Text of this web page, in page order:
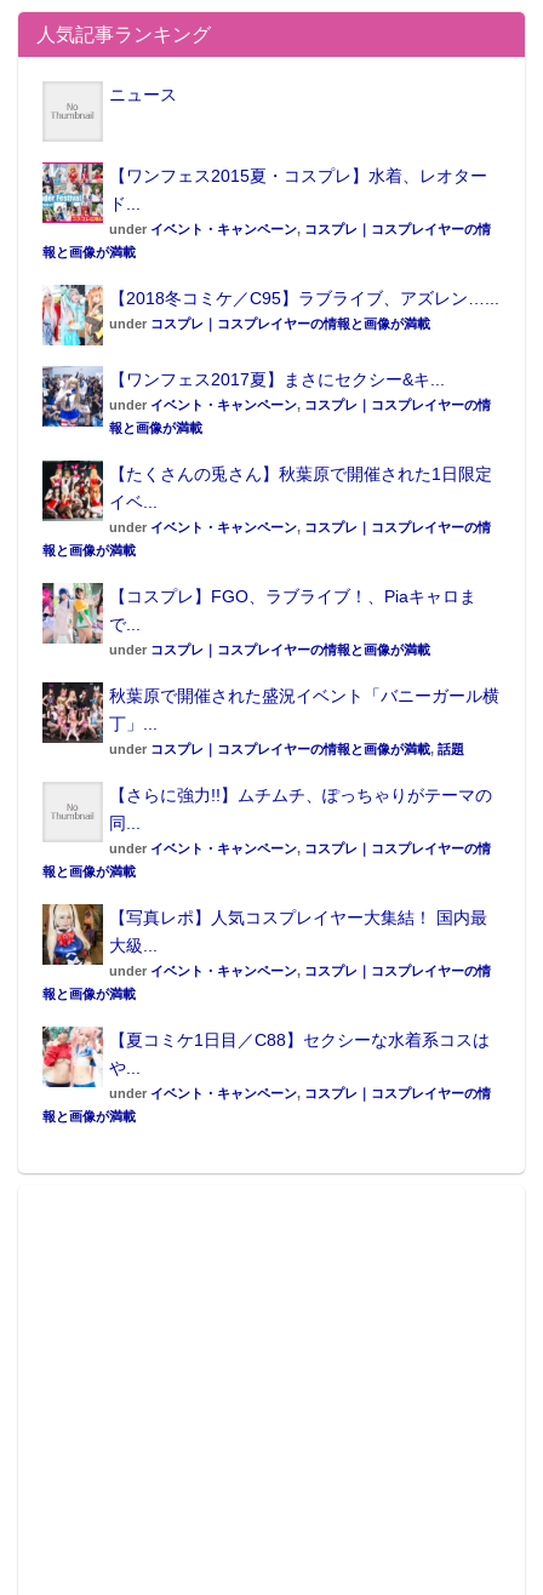
この記事が気に入ったらフォローしよう
人気記事ランキング
ニュース
【ワンフェス2015夏・コスプレ】水着、レオター
ド...
under イベント・キャンペーン, コスプレ｜コスプレイヤーの情
報と画像が満載
【2018冬コミケ／C95】ラブライブ、アズレン…...
under コスプレ｜コスプレイヤーの情報と画像が満載
【ワンフェス2017夏】まさにセクシー&キ...
under イベント・キャンペーン, コスプレ｜コスプレイヤーの情
報と画像が満載
【たくさんの兎さん】秋葉原で開催された1日限定
イベ...
under イベント・キャンペーン, コスプレ｜コスプレイヤーの情
報と画像が満載
【コスプレ】FGO、ラブライブ！、Piaキャロま
で...
under コスプレ｜コスプレイヤーの情報と画像が満載
秋葉原で開催された盛況イベント「バニーガール横
丁」...
under コスプレ｜コスプレイヤーの情報と画像が満載, 話題
【さらに強力!!】ムチムチ、ぽっちゃりがテーマの
同...
under イベント・キャンペーン, コスプレ｜コスプレイヤーの情
報と画像が満載
【写真レポ】人気コスプレイヤー大集結！ 国内最
大級...
under イベント・キャンペーン, コスプレ｜コスプレイヤーの情
報と画像が満載
【夏コミケ1日目／C88】セクシーな水着系コスは
や...
under イベント・キャンペーン, コスプレ｜コスプレイヤーの情
報と画像が満載